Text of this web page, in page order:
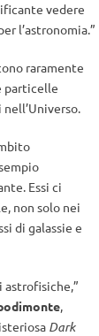
vedere
l’astronomia.”
raramente
particelle
Essi ci
non solo nei
di galassie e
,
Dark